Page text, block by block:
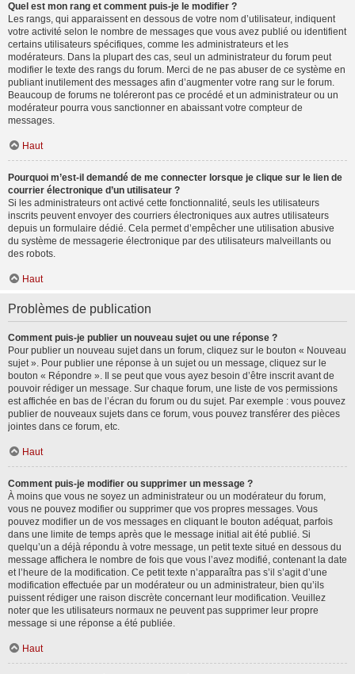
Quel est mon rang et comment puis-je le modifier ?
Les rangs, qui apparaissent en dessous de votre nom d’utilisateur, indiquent
votre activité selon le nombre de messages que vous avez publié ou identifient
certains utilisateurs spécifiques, comme les administrateurs et les
modérateurs. Dans la plupart des cas, seul un administrateur du forum peut
modifier le texte des rangs du forum. Merci de ne pas abuser de ce système en
publiant inutilement des messages afin d’augmenter votre rang sur le forum.
Beaucoup de forums ne toléreront pas ce procédé et un administrateur ou un
modérateur pourra vous sanctionner en abaissant votre compteur de
messages.
Haut
Pourquoi m’est-il demandé de me connecter lorsque je clique sur le lien de
courrier électronique d’un utilisateur ?
Si les administrateurs ont activé cette fonctionnalité, seuls les utilisateurs
inscrits peuvent envoyer des courriers électroniques aux autres utilisateurs
depuis un formulaire dédié. Cela permet d’empêcher une utilisation abusive
du système de messagerie électronique par des utilisateurs malveillants ou
des robots.
Haut
Problèmes de publication
Comment puis-je publier un nouveau sujet ou une réponse ?
Pour publier un nouveau sujet dans un forum, cliquez sur le bouton « Nouveau
sujet ». Pour publier une réponse à un sujet ou un message, cliquez sur le
bouton « Répondre ». Il se peut que vous ayez besoin d’être inscrit avant de
pouvoir rédiger un message. Sur chaque forum, une liste de vos permissions
est affichée en bas de l’écran du forum ou du sujet. Par exemple : vous pouvez
publier de nouveaux sujets dans ce forum, vous pouvez transférer des pièces
jointes dans ce forum, etc.
Haut
Comment puis-je modifier ou supprimer un message ?
À moins que vous ne soyez un administrateur ou un modérateur du forum,
vous ne pouvez modifier ou supprimer que vos propres messages. Vous
pouvez modifier un de vos messages en cliquant le bouton adéquat, parfois
dans une limite de temps après que le message initial ait été publié. Si
quelqu’un a déjà répondu à votre message, un petit texte situé en dessous du
message affichera le nombre de fois que vous l’avez modifié, contenant la date
et l’heure de la modification. Ce petit texte n’apparaîtra pas s’il s’agit d’une
modification effectuée par un modérateur ou un administrateur, bien qu’ils
puissent rédiger une raison discrète concernant leur modification. Veuillez
noter que les utilisateurs normaux ne peuvent pas supprimer leur propre
message si une réponse a été publiée.
Haut